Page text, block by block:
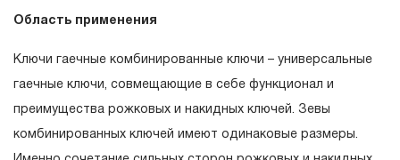
Область применения
Ключи гаечные комбинированные ключи – универсальные
гаечные ключи, совмещающие в себе функционал и
преимущества рожковых и накидных ключей. Зевы
комбинированных ключей имеют одинаковые размеры.
эксплуатации изделия, а также замена или ремонт